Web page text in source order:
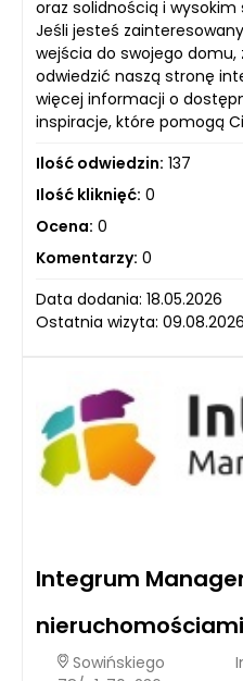
oraz solidnością i
Jeśli jesteś
wejścia do swojego domu,
odwiedzić naszą stronę
więcej informacji o
inspiracje, które pomogą
Ilość odwiedzin: 137
Ilość kliknięć: 0
Ocena: 0
Komentarzy: 0
Data dodania: 18.05.2026
Ostatnia wizyta: 09.08.2026
Integrum
Sowińskiego